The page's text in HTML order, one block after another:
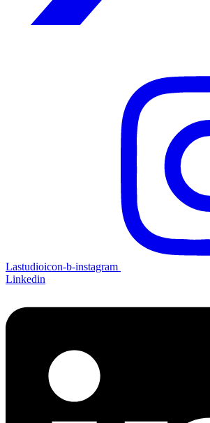
Lastudioicon-b-instagram
Linkedin